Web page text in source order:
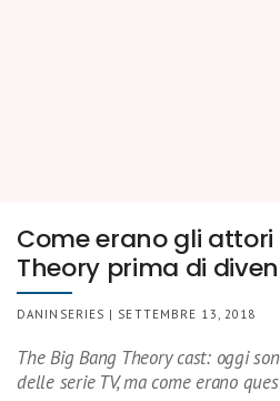
Come erano gli attori
Theory prima di
DANINSERIES | SETTEMBRE 13, 2018
The Big Bang Theory cast: oggi
delle serie TV, ma come erano